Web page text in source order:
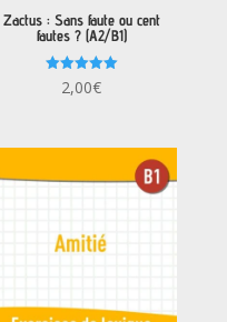
Zactus : Sans faute ou cent
fautes ? (A2/B1)
Note
5.00
2,00€